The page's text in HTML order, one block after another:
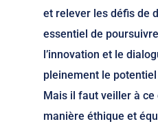
et relever les défis de
essentiel de
l’innovation et le
pleinement le potentiel
Mais il faut veiller à ce
manière éthique et